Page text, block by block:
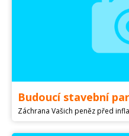
Budoucí stavební